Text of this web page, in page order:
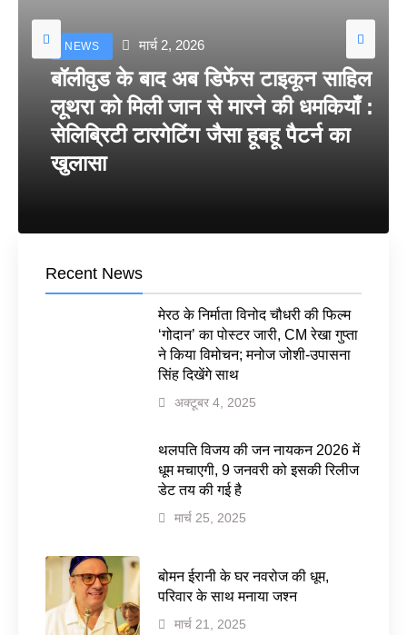
NEWS मार्च 2, 2026
बॉलीवुड के बाद अब डिफेंस टाइकून साहिल
लूथरा को मिली जान से मारने की धमकियाँ :
सेलिब्रिटी टारगेटिंग जैसा हूबहू पैटर्न का
खुलासा
Recent News
मेरठ के निर्माता विनोद चौधरी की फिल्म
‘गोदान’ का पोस्टर जारी, CM रेखा गुप्ता
ने किया विमोचन; मनोज जोशी-उपासना
सिंह दिखेंगे साथ
अक्टूबर 4, 2025
थलपति विजय की जन नायकन 2026 में
धूम मचाएगी, 9 जनवरी को इसकी रिलीज
डेट तय की गई है
मार्च 25, 2025
बोमन ईरानी के घर नवरोज की धूम,
परिवार के साथ मनाया जश्न
मार्च 21, 2025